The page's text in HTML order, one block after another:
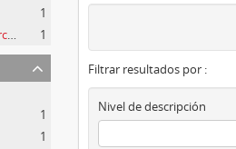
1
Cangas de Tineo (ver Cangas de Narcea)
1
1
1
Filtrar resultados por :
Nivel de descripción